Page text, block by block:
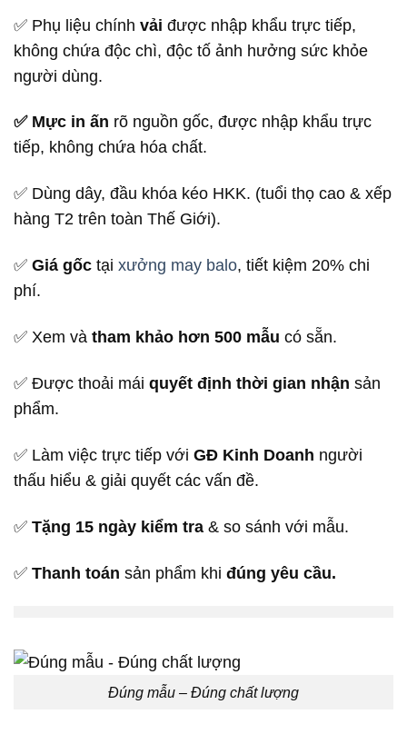
✅ Phụ liệu chính vải được nhập khẩu trực tiếp,
không chứa độc chì, độc tố ảnh hưởng sức khỏe
người dùng.
✅ Mực in ấn rõ nguồn gốc, được nhập khẩu trực
tiếp, không chứa hóa chất.
✅ Dùng dây, đầu khóa kéo HKK. (tuổi thọ cao & xếp
hàng T2 trên toàn Thế Giới).
✅ Giá gốc tại xưởng may balo, tiết kiệm 20% chi
phí.
✅ Xem và tham khảo hơn 500 mẫu có sẵn.
✅ Được thoải mái quyết định thời gian nhận sản
phẩm.
✅ Làm việc trực tiếp với GĐ Kinh Doanh người
thấu hiểu & giải quyết các vấn đề.
✅ Tặng 15 ngày kiểm tra & so sánh với mẫu.
✅ Thanh toán sản phẩm khi đúng yêu cầu.
Đúng mẫu – Đúng chất lượng